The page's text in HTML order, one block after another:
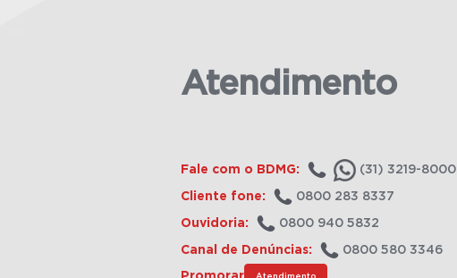
Atendimento
Fale com o BDMG: (31) 3219-8000
Cliente fone: 0800 283 8337
Ouvidoria: 0800 940 5832
Canal de Denúncias: 0800 580 3346
Atendimento